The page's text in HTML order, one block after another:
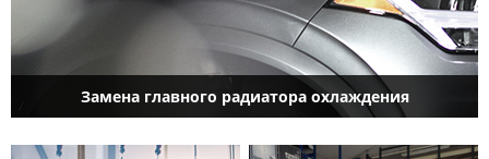
Замена главного радиатора охлаждения